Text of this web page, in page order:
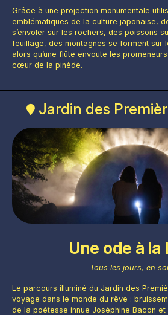
Grâce à une projection monumentale
emblématiques de la culture japonaise,
s’envoler sur les rochers, des poissons
feuillage, des montagnes se forment sur
alors qu’une flûte envoute les
cœur de la pinède.
Jardin des
Une ode à la
Tous les jours, en
Le parcours illuminé du Jardin des
voyage dans le monde du rêve :
de la poétesse innue Joséphine Bacon et